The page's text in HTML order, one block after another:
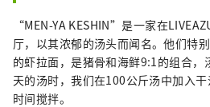
“MEN-YA KESHIN”是一家在
厅，以其浓郁的汤头而闻名。他们特
的虾拉面，是猪骨和海鲜9:1的组合，
天的汤时，我们在100公斤汤中加入
时间搅拌。